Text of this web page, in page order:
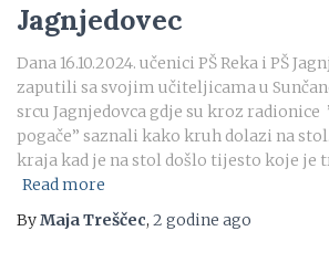
Jagnjedovec
Dana 16.10.2024. učenici PŠ Reka i PŠ
zaputili sa svojim učiteljicama u
srcu Jagnjedovca gdje su kroz radionice
pogače” saznali kako kruh dolazi na
kraja kad je na stol došlo tijesto koje je
Read more
ByMaja Treščec, 2 godine ago